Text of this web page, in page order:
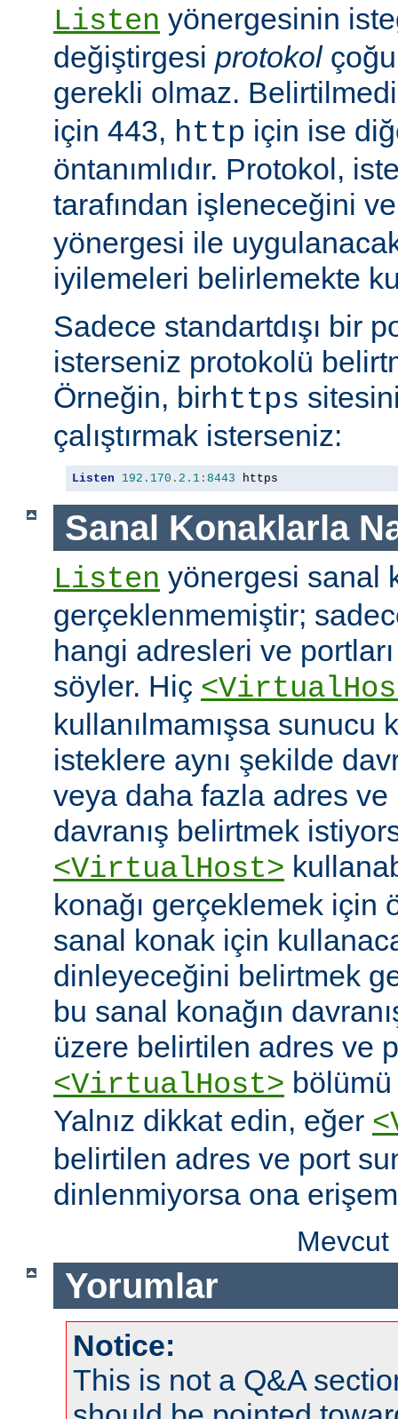
Listen yönergesinin
değiştirgesi protokolçoğu
gerekli olmaz.
için 443, http için ise
öntanımlıdır. Protokol,
tarafından işleneceğini
yönergesi ile
iyilemeleri belirlemekte
Sadece standartdışı bir
isterseniz protokolü
Örneğin, birhttps
çalıştırmak isterseniz:
Listen 192.170 . 2.1 : 8443 https
Sanal Konaklarla
Listen yönergesi sanal
gerçeklenmemiştir;
hangi adresleri ve
söyler. Hiç
kullanılmamışsa sunucu
isteklere aynı şekilde
veya daha fazla adres ve
davranış belirtmek
<VirtualHost>
konağı gerçeklemek için
sanal konak için
dinleyeceğini belirtmek
bu sanal konağın
üzere belirtilen adres ve
<VirtualHost> bölümü
Yalnız dikkat edin, eğer
belirtilen adres ve port
dinlenmiyorsa ona
Yorumlar
Notice:
This is not a Q&A